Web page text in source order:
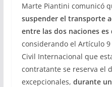
Marte Piantini comunicó
suspender el transporte
entre las dos naciones
considerando el Artículo
Civil Internacional que
contratante se reserva el
excepcionales, durante